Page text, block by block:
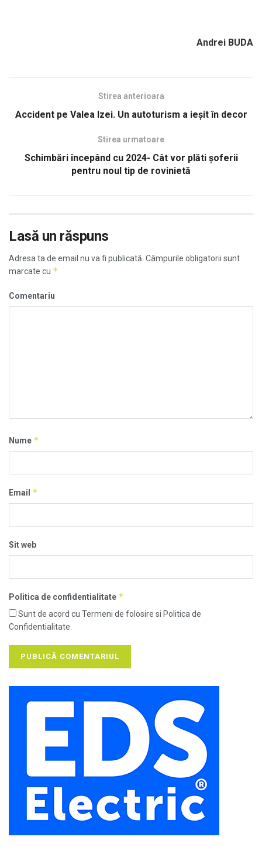
Andrei BUDA
Stirea anterioara
Accident pe Valea Izei. Un autoturism a ieșit în decor
Stirea urmatoare
Schimbări începând cu 2024- Cât vor plăti șoferii
pentru noul tip de rovinietă
Lasă un răspuns
Adresa ta de email nu va fi publicată. Câmpurile obligatorii sunt
marcate cu *
Comentariu
Nume *
Email *
Sit web
Politica de confidentialitate *
Sunt de acord cu Termeni de folosire si Politica de
Confidentialitate.